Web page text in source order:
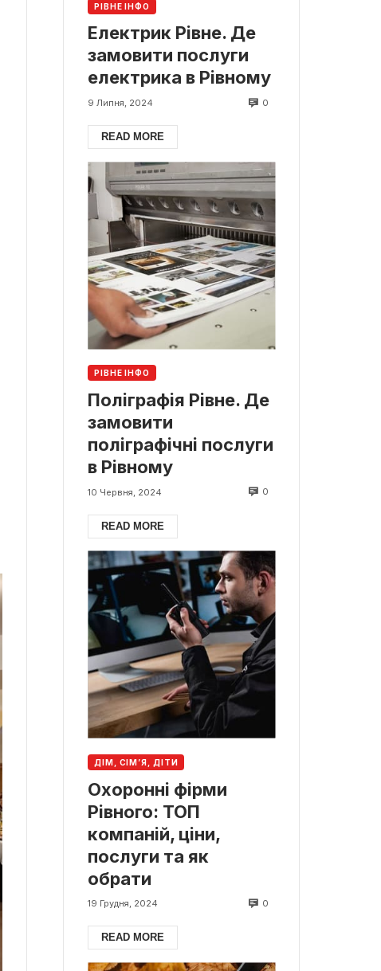
РІВНЕ ІНФО
Електрик Рівне. Де
замовити послуги
електрика в Рівному
9 Липня, 2024 0
READ MORE
РІВНЕ ІНФО
Поліграфія Рівне. Де
замовити
поліграфічні послуги
в Рівному
10 Червня, 2024 0
READ MORE
ДІМ, СІМ’Я, ДІТИ
Охоронні фірми
Рівного: ТОП
компаній, ціни,
послуги та як
обрати
19 Грудня, 2024 0
READ MORE